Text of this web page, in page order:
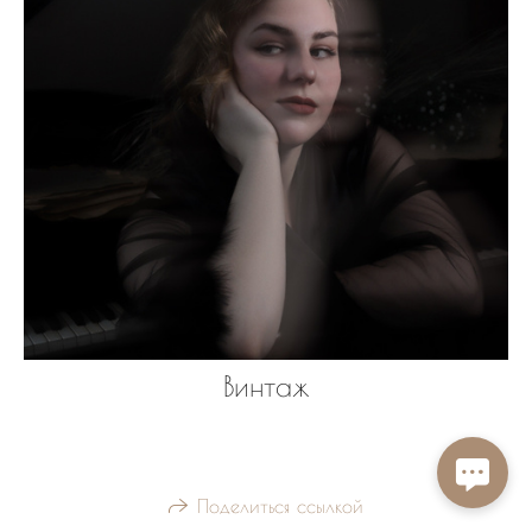
Винтаж
Поделиться ссылкой